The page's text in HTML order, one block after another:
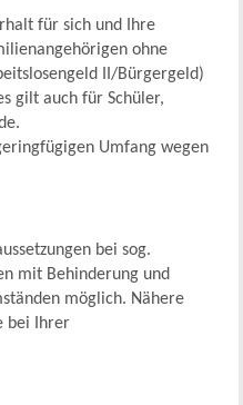
für sich und Ihre
ohne
II/Bürgergeld)
gilt auch für Schüler,
Umfang wegen
bei sog.
mit Behinderung und
möglich. Nähere
bei Ihrer